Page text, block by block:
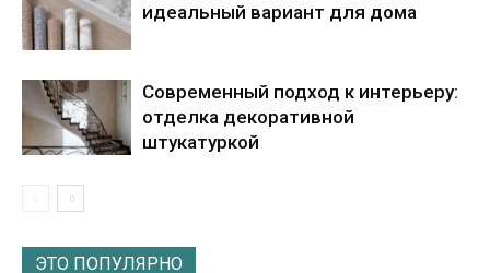
идеальный вариант для дома
Современный подход к интерьеру:
отделка декоративной
штукатуркой
ЭТО ПОПУЛЯРНО